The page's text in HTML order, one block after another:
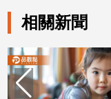
時
追
星
相關新聞